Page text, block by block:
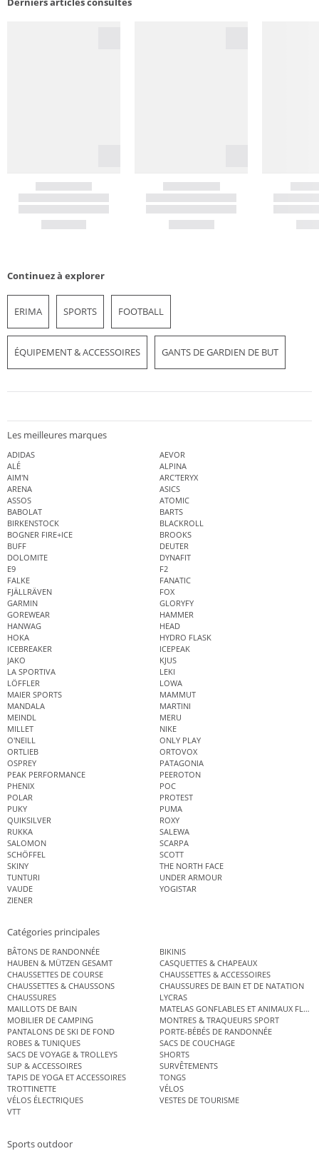
Continuez à explorer
ERIMA SPORTS FOOTBALL
ÉQUIPEMENT & ACCESSOIRES GANTS DE GARDIEN DE BUT
Les meilleures marques
ADIDAS
AEVOR
ALÉ
ALPINA
AIM'N
ARC'TERYX
ARENA
ASICS
ASSOS
ATOMIC
BABOLAT
BARTS
BIRKENSTOCK
BLACKROLL
BOGNER FIRE+ICE
BROOKS
BUFF
DEUTER
DOLOMITE
DYNAFIT
E9
F2
FALKE
FANATIC
FJÄLLRÄVEN
FOX
GARMIN
GLORYFY
GOREWEAR
HAMMER
HANWAG
HEAD
HOKA
HYDRO FLASK
ICEBREAKER
ICEPEAK
JAKO
KJUS
LA SPORTIVA
LEKI
LÖFFLER
LOWA
MAIER SPORTS
MAMMUT
MANDALA
MARTINI
MEINDL
MERU
MILLET
NIKE
O'NEILL
ONLY PLAY
ORTLIEB
ORTOVOX
OSPREY
PATAGONIA
PEAK PERFORMANCE
PEEROTON
PHENIX
POC
POLAR
PROTEST
PUKY
PUMA
QUIKSILVER
ROXY
RUKKA
SALEWA
SALOMON
SCARPA
SCHÖFFEL
SCOTT
SKINY
THE NORTH FACE
TUNTURI
UNDER ARMOUR
VAUDE
YOGISTAR
ZIENER
Catégories principales
BÂTONS DE RANDONNÉE
BIKINIS
HAUBEN & MÜTZEN GESAMT
CASQUETTES & CHAPEAUX
CHAUSSETTES DE COURSE
CHAUSSETTES & ACCESSOIRES
CHAUSSETTES & CHAUSSONS
CHAUSSURES DE BAIN ET DE NATATION
CHAUSSURES
LYCRAS
MAILLOTS DE BAIN
MATELAS GONFLABLES ET ANIMAUX
MOBILIER DE CAMPING
MONTRES & TRAQUEURS SPORT
PANTALONS DE SKI DE FOND
PORTE-BÉBÉS DE RANDONNÉE
ROBES & TUNIQUES
SACS DE COUCHAGE
SACS DE VOYAGE & TROLLEYS
SHORTS
SUP & ACCESSOIRES
SURVÊTEMENTS
TAPIS DE YOGA ET ACCESSOIRES
TONGS
TROTTINETTE
VÉLOS
VÉLOS ÉLECTRIQUES
VESTES DE TOURISME
VTT
Sports outdoor